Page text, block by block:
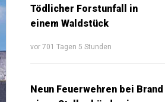
Tödlicher Forstunfall in
einem Waldstück
vor 701 Tagen 5 Stunden
Neun Feuerwehren bei Brand